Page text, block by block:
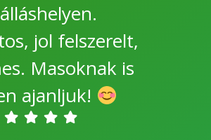
jol felszerelt,
Masoknak is
ajanljuk!